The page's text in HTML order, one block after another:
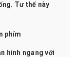
Tư thế này
phím
hình ngang với